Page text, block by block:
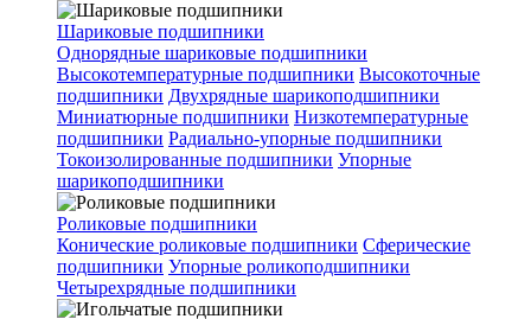
Шариковые подшипники
Однорядные шариковые подшипники
Высокотемпературные подшипники Высокоточные
подшипники Двухрядные шарикоподшипники
Миниатюрные подшипники Низкотемпературные
подшипники Радиально-упорные подшипники
Токоизолированные подшипники Упорные
шарикоподшипники
Роликовые подшипники
Конические роликовые подшипники Сферические
подшипники Упорные роликоподшипники
Четырехрядные подшипники